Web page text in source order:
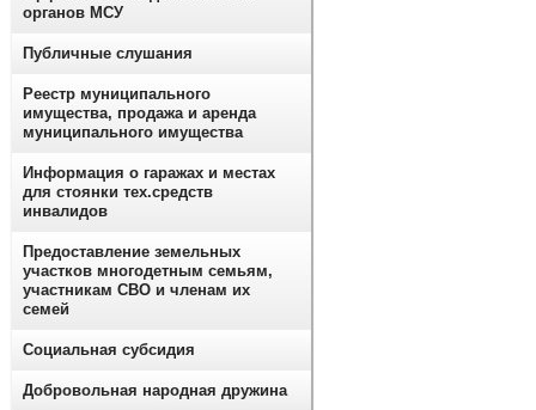
органов МСУ
Публичные слушания
Реестр муниципального
имущества, продажа и аренда
муниципального имущества
Информация о гаражах и местах
для стоянки тех.средств
инвалидов
Предоставление земельных
участков многодетным семьям,
участникам СВО и членам их
семей
Социальная субсидия
Добровольная народная дружина